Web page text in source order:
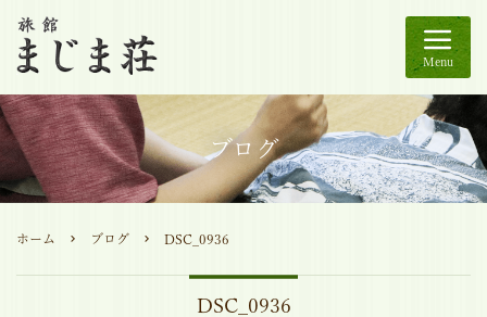
Menu
ブログ
ホーム ブログ DSC_0936
DSC_0936